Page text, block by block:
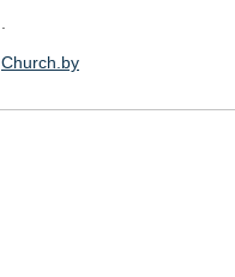
Church.by